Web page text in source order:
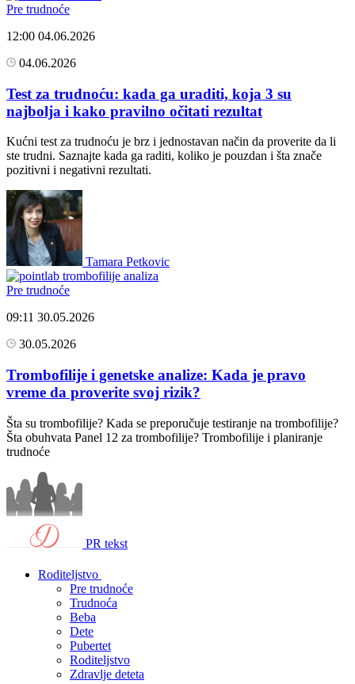
Pre trudnoće
12:00 04.06.2026
04.06.2026
Test za trudnoću: kada ga uraditi, koja 3 su
najbolja i kako pravilno očitati rezultat
Kućni test za trudnoću je brz i jednostavan način da proverite da li
ste trudni. Saznajte kada ga raditi, koliko je pouzdan i šta znače
pozitivni i negativni rezultati.
Tamara Petkovic
Pre trudnoće
09:11 30.05.2026
30.05.2026
Trombofilije i genetske analize: Kada je pravo
vreme da proverite svoj rizik?
Šta su trombofilije? Kada se preporučuje testiranje na trombofilije?
Šta obuhvata Panel 12 za trombofilije? Trombofilije i planiranje
trudnoće
PR tekst
Roditeljstvo
Pre trudnoće
Trudnoća
Beba
Dete
Pubertet
Roditeljstvo
Zdravlje deteta